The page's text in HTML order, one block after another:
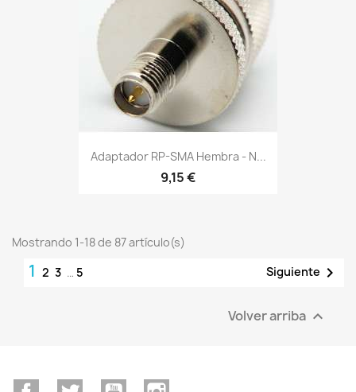
Adaptador RP-SMA Hembra - N...
9,15 €
Mostrando 1-18 de 87 artículo(s)
1 2 3 … 5 Siguiente 
Volver arriba 
FacebookTwitter YouTube